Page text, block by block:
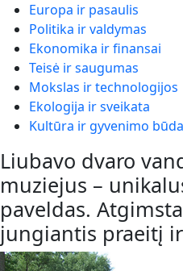
Europa ir pasaulis
Politika ir valdymas
Ekonomika ir finansai
Teisė ir saugumas
Mokslas ir technologijos
Ekologija ir sveikata
Kultūra ir gyvenimo
Liubavo dvaro
muziejus –
paveldas.
jungiantis praeitį